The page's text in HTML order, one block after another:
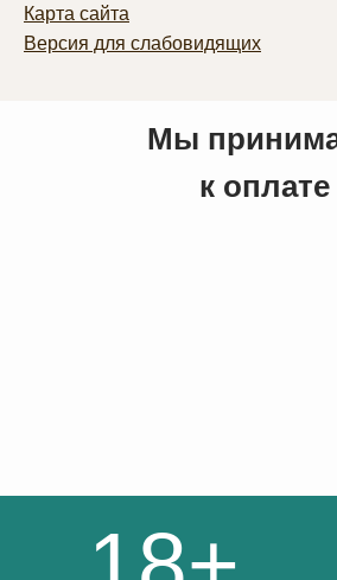
Карта сайта
Версия для слабовидящих
Мы
к оплате